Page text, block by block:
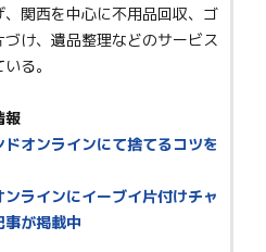
、関西を中心に不用品回収、ゴ
づけ、遺品整理などのサービス
る。
報
オンラインにて捨てるコツを
ラインにイーブイ片付けチャ
事が掲載中